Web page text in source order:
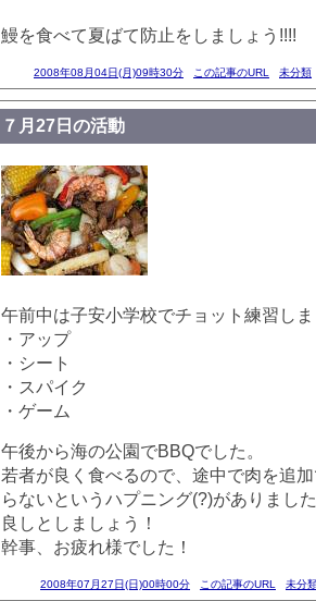
鰻を食べて夏ばて防止をしましょう!!!!
2008年08月04日(月)09時30分 この記事のURL 未分類
７月27日の活動
午前中は子安小学校でチョット練習し
・アップ
・シート
・スパイク
・ゲーム
午後から海の公園でBBQでした。
若者が良く食べるので、途中で肉を追
らないというハプニング(?)がありまし
良しとしましょう！
幹事、お疲れ様でした！
2008年07月27日(日)00時00分 この記事のURL 未分